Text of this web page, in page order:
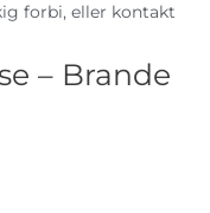
forbi, eller kontakt
– Brande